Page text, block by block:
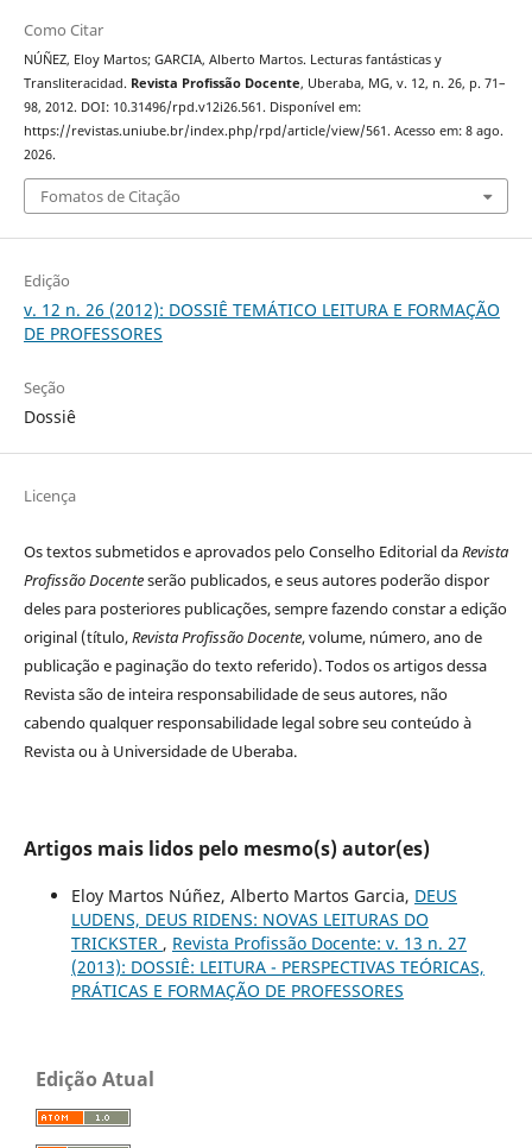
Como Citar
NÚÑEZ, Eloy Martos; GARCIA, Alberto Martos. Lecturas fantásticas y
Transliteracidad. Revista Profissão Docente, Uberaba, MG, v. 12, n. 26, p. 71–
98, 2012. DOI: 10.31496/rpd.v12i26.561. Disponível em:
https://revistas.uniube.br/index.php/rpd/article/view/561. Acesso em: 8 ago.
2026.
Fomatos de Citação
Edição
v. 12 n. 26 (2012): DOSSIÊ TEMÁTICO LEITURA E FORMAÇÃO
DE PROFESSORES
Seção
Dossiê
Licença
Os textos submetidos e aprovados pelo Conselho Editorial daRevista
Profissão Docenteserão publicados, e seus autores poderão dispor
deles para posteriores publicações, sempre fazendo constar a edição
original (título,Revista Profissão Docente, volume, número, ano de
publicação e paginação do texto referido). Todos os artigos dessa
Revista são de inteira responsabilidade de seus autores, não
cabendo qualquer responsabilidade legal sobre seu conteúdo à
Revista ou à Universidade de Uberaba.
Artigos mais lidos pelo mesmo(s) autor(es)
Eloy Martos Núñez, Alberto Martos Garcia, DEUS
LUDENS, DEUS RIDENS: NOVAS LEITURAS DO
TRICKSTER , Revista Profissão Docente: v. 13 n. 27
(2013): DOSSIÊ: LEITURA - PERSPECTIVAS TEÓRICAS,
PRÁTICAS E FORMAÇÃO DE PROFESSORES
Edição Atual